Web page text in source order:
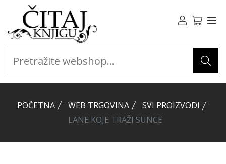
POČETNA WEB TRGOVINA
SVI PROIZVODI
LANE KOJE TRAŽI SUNCE